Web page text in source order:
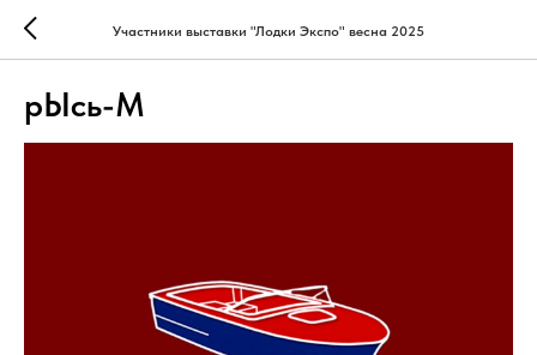
Участники выставки "Лодки Экспо" весна 2025
рЫсь-М